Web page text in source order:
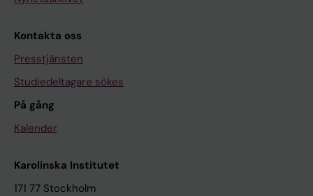
Kontakta oss
Presstjänsten
Studiedeltagare sökes
På gång
Kalender
Karolinska Institutet
171 77 Stockholm